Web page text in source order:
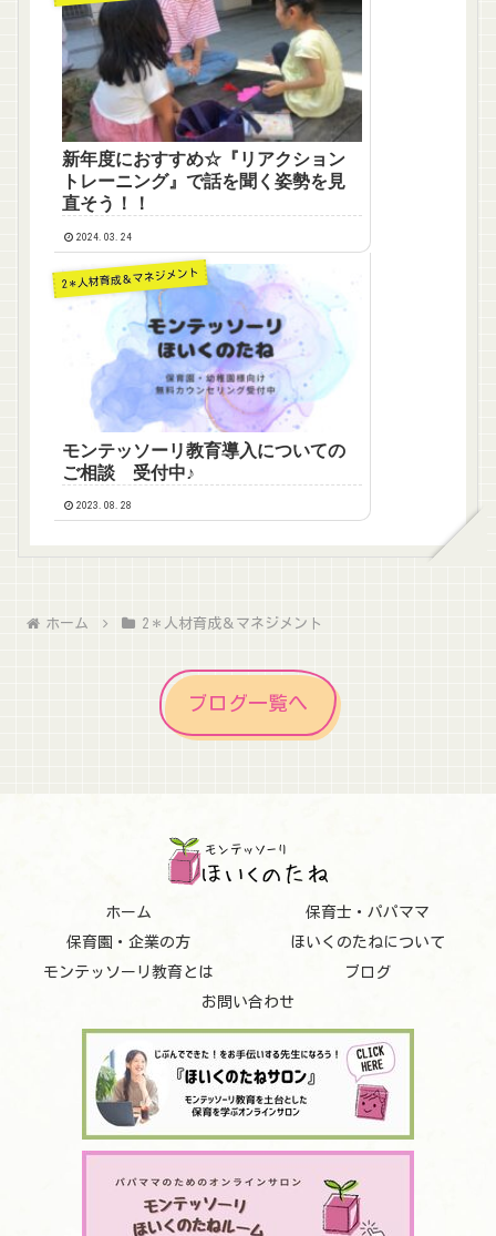
新年度におすすめ☆『リアクション
トレーニング』で話を聞く姿勢を見
直そう！！
2024.03.24
2＊人材育成＆マネジメント
モンテッソーリ教育導入についての
ご相談 受付中♪
2023.08.28
ホーム 2＊人材育成＆マネジメント
ブログ一覧へ
ホーム
保育士・パパママ
保育園・企業の方
ほいくのたねについて
モンテッソーリ教育とは
ブログ
お問い合わせ